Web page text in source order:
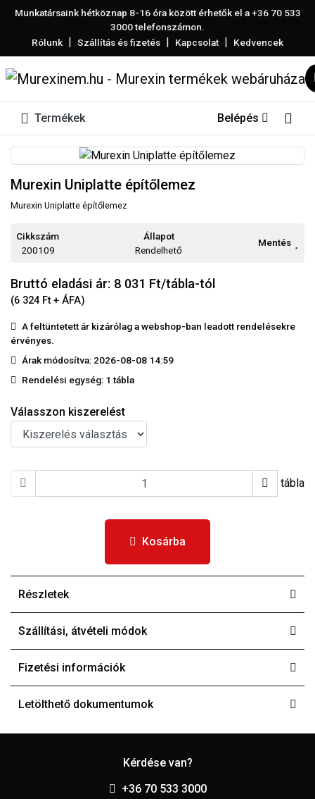
Munkatársaink hétköznap 8-16 óra között érhetők el a+36 70 533
3000telefonszámon.
Rólunk | Szállítás és fizetés | Kapcsolat | Kedvencek
Termékek Belépés
Murexin Uniplatte építőlemez
Murexin Uniplatte építőlemez
Cikkszám
200109
Állapot
Rendelhető
Mentés
Bruttó eladási ár: 8 031 Ft/tábla-tól
(6 324 Ft + ÁFA)
A feltüntetett ár kizárólag a webshop-ban leadott rendelésekre
érvényes.
Árak módosítva: 2026-08-08 14:59
Rendelési egység: 1 tábla
Válasszon kiszerelést
tábla
Kosárba
Részletek
Szállítási, átvételi módok
Fizetési információk
Letölthető dokumentumok
Kérdése van?
+36 70 533 3000